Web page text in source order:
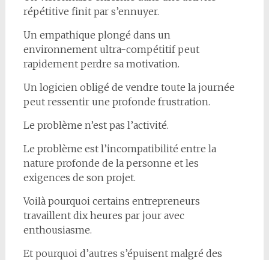
répétitive finit par s’ennuyer.
Un empathique plongé dans un
environnement ultra-compétitif peut
rapidement perdre sa motivation.
Un logicien obligé de vendre toute la journée
peut ressentir une profonde frustration.
Le problème n’est pas l’activité.
Le problème est l’incompatibilité entre la
nature profonde de la personne et les
exigences de son projet.
Voilà pourquoi certains entrepreneurs
travaillent dix heures par jour avec
enthousiasme.
Et pourquoi d’autres s’épuisent malgré des